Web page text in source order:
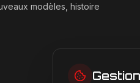
modèles, histoire